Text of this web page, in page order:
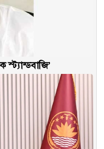
স্ট্যান্ডবাজি’